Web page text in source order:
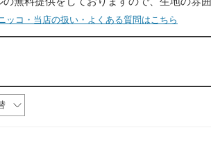
ッコ・当店の扱い・よくある質問はこちら